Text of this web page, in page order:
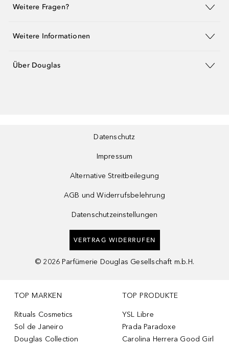
Weitere Fragen?
Weitere Informationen
Über Douglas
Datenschutz
Impressum
Alternative Streitbeilegung
AGB und Widerrufsbelehrung
Datenschutzeinstellungen
VERTRAG WIDERRUFEN
© 2026 Parfümerie Douglas Gesellschaft m.b.H.
TOP MARKEN
Rituals Cosmetics
Sol de Janeiro
Douglas Collection
TOP PRODUKTE
YSL Libre
Prada Paradoxe
Carolina Herrera Good Girl